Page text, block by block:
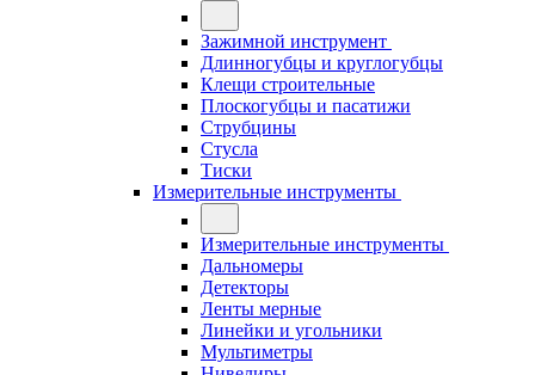
Зажимной инструмент
Длинногубцы и круглогубцы
Клещи строительные
Плоскогубцы и пасатижи
Струбцины
Стусла
Тиски
Измерительные инструменты
Измерительные инструменты
Дальномеры
Детекторы
Ленты мерные
Линейки и угольники
Мультиметры